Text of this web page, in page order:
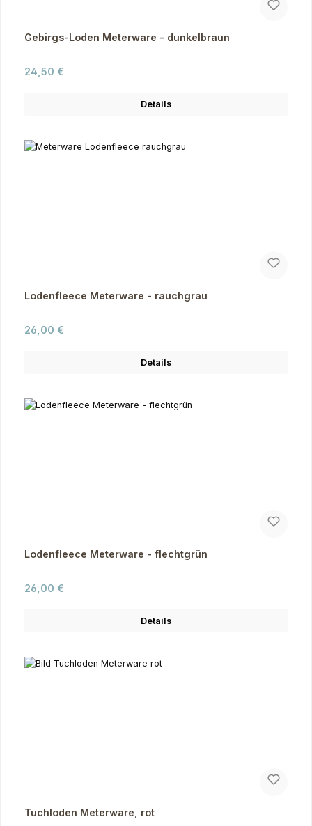
Gebirgs-Loden Meterware - dunkelbraun
Regulärer Preis:
24,50 €
Details
Lodenfleece Meterware - rauchgrau
Regulärer Preis:
26,00 €
Details
Lodenfleece Meterware - flechtgrün
Regulärer Preis:
26,00 €
Details
Tuchloden Meterware, rot